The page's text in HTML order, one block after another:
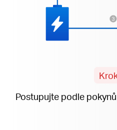
Postupujte podle